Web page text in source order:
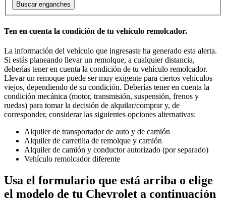
Buscar enganches
Ten en cuenta la condición de tu vehículo remolcador.
La información del vehículo que ingresaste ha generado esta alerta.
Si estás planeando llevar un remolque, a cualquier distancia,
deberías tener en cuenta la condición de tu vehículo remolcador.
Llevar un remoque puede ser muy exigente para ciertos vehículos
viejos, dependiendo de su condición. Deberías tener en cuenta la
condición mecánica (motor, transmisión, suspensión, frenos y
ruedas) para tomar la decisión de alquilar/comprar y, de
corresponder, considerar las siguientes opciones alternativas:
Alquiler de transportador de auto y de camión
Alquiler de carretilla de remolque y camión
Alquiler de camión y conductor autorizado (por separado)
Vehículo remolcador diferente
Usa el formulario que está arriba o elige
el modelo de tu Chevrolet a continuación